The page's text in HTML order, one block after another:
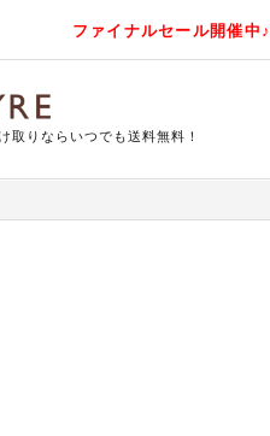
ファイナルセール開催中♪
りならいつでも送料無料！